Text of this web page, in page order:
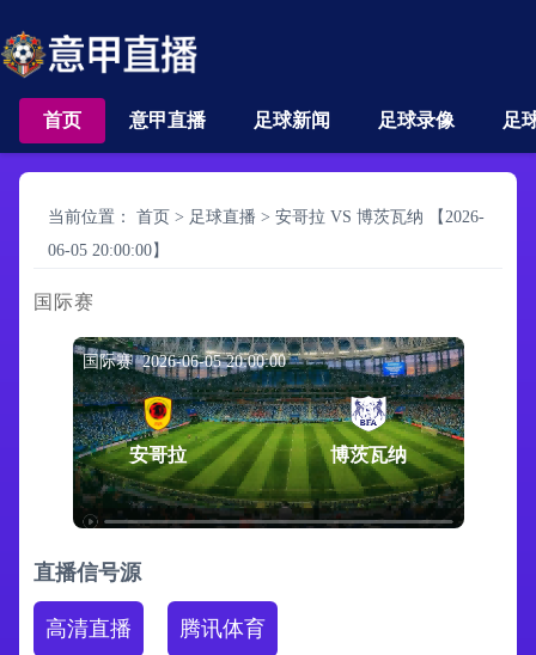
首页 意甲直播 足球新闻 足球录像 足
当前位置： 首页 > 足球直播 > 安哥拉 VS 博茨瓦纳 【2026-
06-05 20:00:00】
国际赛
国际赛 2026-06-05 20:00:00
安哥拉 博茨瓦纳
直播信号源
高清直播 腾讯体育